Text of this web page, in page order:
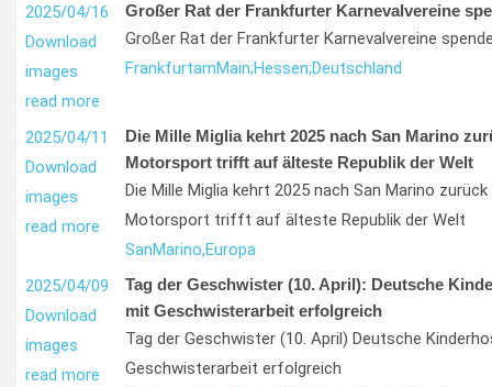
2025/04/16
Download
images
read more
Großer Rat der Frankfurter Karnevalvereine
Großer Rat der Frankfurter Karnevalvereine
FrankfurtamMain;Hessen;Deutschland
2025/04/11
Download
images
read more
Die Mille Miglia kehrt 2025 nach San Marino
Motorsport trifft auf älteste Republik der Welt
Die Mille Miglia kehrt 2025 nach San Marino
Motorsport trifft auf älteste Republik der Welt
SanMarino,Europa
2025/04/09
Download
images
read more
Tag der Geschwister (10. April): Deutsche
mit Geschwisterarbeit erfolgreich
Tag der Geschwister (10. April) Deutsche
Geschwisterarbeit erfolgreich